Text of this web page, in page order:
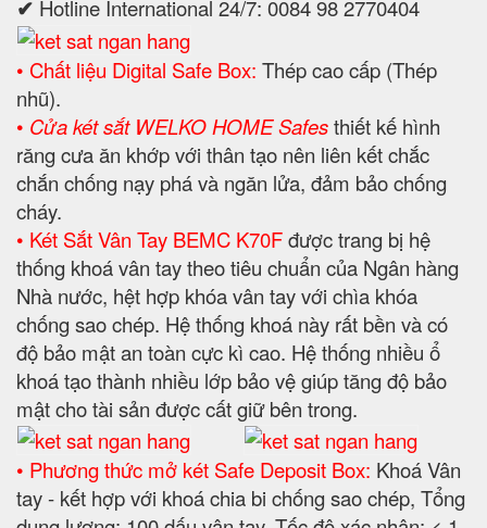
✔ Hotline International 24/7: 0084 98 2770404
• Chất liệu Digital Safe Box: Thép cao cấp (Thép
nhũ).
• Cửa két sắt WELKO HOME Safesthiết kế hình
răng cưa ăn khớp với thân tạo nên liên kết chắc
chắn chống nạy phá và ngăn lửa, đảm bảo chống
cháy.
• Két Sắt Vân Tay BEMC K70Fđược trang bị hệ
thống khoá vân tay theo tiêu chuẩn của Ngân hàng
Nhà nước, hệt hợp khóa vân tay với chìa khóa
chống sao chép. Hệ thống khoá này rất bền và có
độ bảo mật an toàn cực kì cao. Hệ thống nhiều ổ
khoá tạo thành nhiều lớp bảo vệ giúp tăng độ bảo
mật cho tài sản được cất giữ bên trong.
• Phương thức mở két Safe Deposit Box: Khoá Vân
tay - kết hợp với khoá chia bi chống sao chép, Tổng